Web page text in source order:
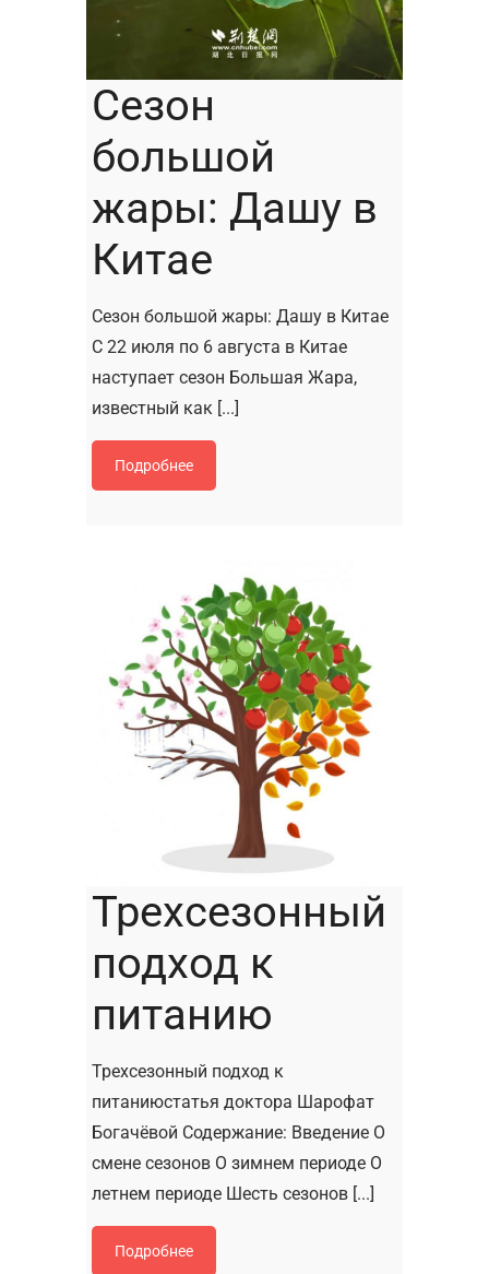
Сезон
большой
жары: Дашу в
Китае
Сезон большой жары: Дашу в Китае
С 22 июля по 6 августа в Китае
наступает сезон Большая Жара,
известный как [...]
Подробнее
Трехсезонный
подход к
питанию
Трехсезонный подход к
питаниюстатья доктора Шарофат
Богачёвой Содержание: Введение О
смене сезонов О зимнем периоде О
летнем периоде Шесть сезонов [...]
Подробнее